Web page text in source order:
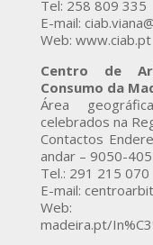
Tel: 258 809 335
E-mail:
Web: www.ciab.pt
Centro de
Consumo da
Área
celebrados na
Contactos
andar – 9050-405
Tel.: 291 215 070
E-mail:
Web:
madeira.pt/